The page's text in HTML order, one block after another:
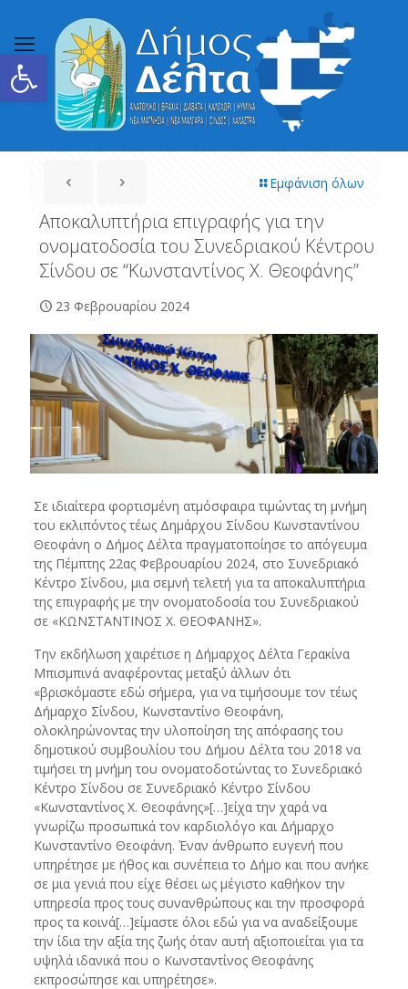
Ανοίξτε τη γραμμή εργαλείων
Εμφάνιση όλων
Αποκαλυπτήρια επιγραφής για την
ονοματοδοσία του Συνεδριακού Κέντρου
Σίνδου σε “Κωνσταντίνος Χ. Θεοφάνης”
23 Φεβρουαρίου 2024
Σε ιδιαίτερα φορτισμένη ατμόσφαιρα τιμώντας τη μνήμη
του εκλιπόντος τέως Δημάρχου Σίνδου Κωνσταντίνου
Θεοφάνη ο Δήμος Δέλτα πραγματοποίησε το απόγευμα
της Πέμπτης 22ας Φεβρουαρίου 2024, στο Συνεδριακό
Κέντρο Σίνδου, μια σεμνή τελετή για τα αποκαλυπτήρια
της επιγραφής με την ονοματοδοσία του Συνεδριακού
σε «ΚΩΝΣΤΑΝΤΙΝΟΣ Χ. ΘΕΟΦΑΝΗΣ».
Την εκδήλωση χαιρέτισε η Δήμαρχος Δέλτα Γερακίνα
Μπισμπινά αναφέροντας μεταξύ άλλων ότι
«βρισκόμαστε εδώ σήμερα, για να τιμήσουμε τον τέως
Δήμαρχο Σίνδου, Κωνσταντίνο Θεοφάνη,
ολοκληρώνοντας την υλοποίηση της απόφασης του
δημοτικού συμβουλίου του Δήμου Δέλτα του 2018 να
τιμήσει τη μνήμη του ονοματοδοτώντας το Συνεδριακό
Κέντρο Σίνδου σε Συνεδριακό Κέντρο Σίνδου
«Κωνσταντίνος Χ. Θεοφάνης»[…]είχα την χαρά να
γνωρίζω προσωπικά τον καρδιολόγο και Δήμαρχο
Κωνσταντίνο Θεοφάνη. Έναν άνθρωπο ευγενή που
υπηρέτησε με ήθος και συνέπεια το Δήμο και που ανήκε
σε μια γενιά που είχε θέσει ως μέγιστο καθήκον την
υπηρεσία προς τους συνανθρώπους και την προσφορά
προς τα κοινά[…]είμαστε όλοι εδώ για να αναδείξουμε
την ίδια την αξία της ζωής όταν αυτή αξιοποιείται για τα
υψηλά ιδανικά που ο Κωνσταντίνος Θεοφάνης
εκπροσώπησε και υπηρέτησε».